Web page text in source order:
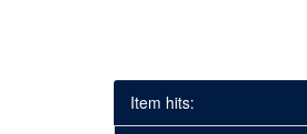
Item hits: